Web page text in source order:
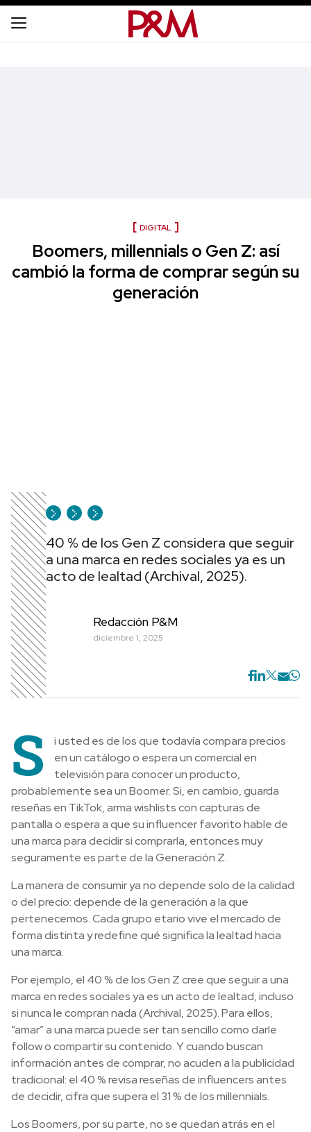
DIGITAL
Boomers, millennials o Gen Z: así
cambió la forma de comprar según su
generación
40 % de los Gen Z considera que seguir
a una marca en redes sociales ya es un
acto de lealtad (Archival, 2025).
Redacción P&M
diciembre 1, 2025
S
i usted es de los que todavía compara precios
en un catálogo o espera un comercial en
televisión para conocer un producto,
probablemente sea un Boomer. Si, en cambio, guarda
reseñas en TikTok, arma wishlists con capturas de
pantalla o espera a que su influencer favorito hable de
una marca para decidir si comprarla, entonces muy
seguramente es parte de la Generación Z.
La manera de consumir ya no depende solo de la calidad
o del precio: depende de la generación a la que
pertenecemos. Cada grupo etario vive el mercado de
forma distinta y redefine qué significa la lealtad hacia
una marca.
Por ejemplo, el 40 % de los Gen Z cree que seguir a una
marca en redes sociales ya es un acto de lealtad, incluso
si nunca le compran nada (Archival, 2025). Para ellos,
“amar” a una marca puede ser tan sencillo como darle
follow o compartir su contenido. Y cuando buscan
información antes de comprar, no acuden a la publicidad
tradicional: el 40 % revisa reseñas de influencers antes
de decidir, cifra que supera el 31 % de los millennials.
Los Boomers, por su parte, no se quedan atrás en el